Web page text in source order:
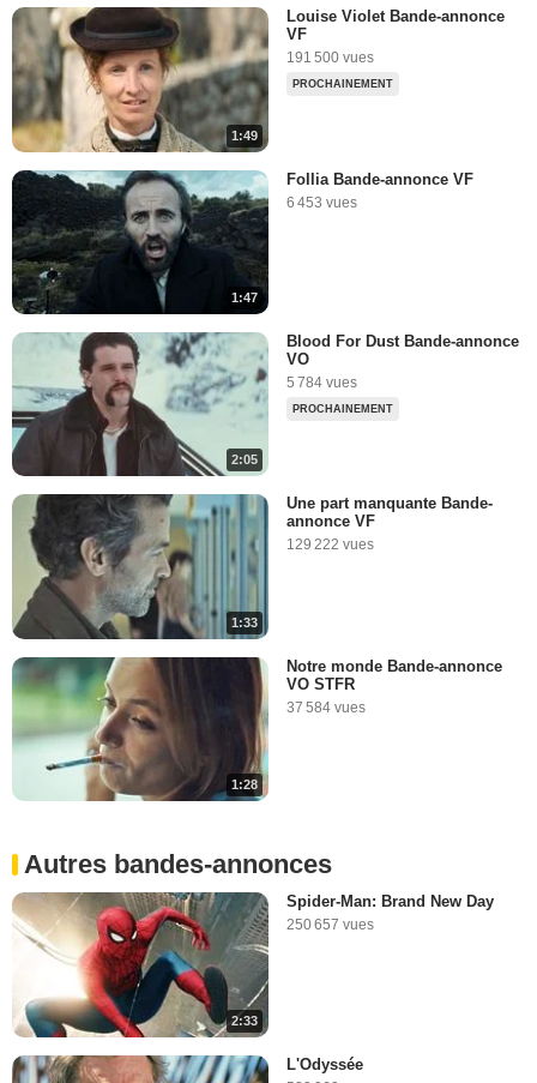
1:49
Louise Violet Bande-annonce
VF
191 500 vues
PROCHAINEMENT
1:47
Follia Bande-annonce VF
6 453 vues
2:05
Blood For Dust Bande-annonce
VO
5 784 vues
PROCHAINEMENT
1:33
Une part manquante Bande-
annonce VF
129 222 vues
1:28
Notre monde Bande-annonce
VO STFR
37 584 vues
Autres bandes-annonces
2:33
Spider-Man: Brand New Day
250 657 vues
L'Odyssée